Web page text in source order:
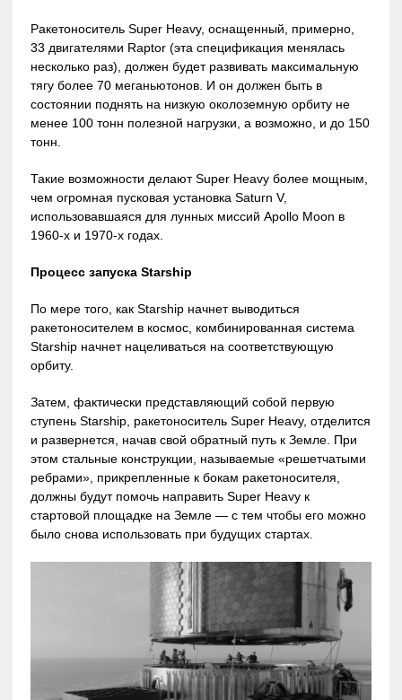
Ракетоноситель Super Heavy, оснащенный, примерно,
33 двигателями Raptor (эта спецификация менялась
несколько раз), должен будет развивать максимальную
тягу более 70 меганьютонов. И он должен быть в
состоянии поднять на низкую околоземную орбиту не
менее 100 тонн полезной нагрузки, а возможно, и до 150
тонн.
Такие возможности делают Super Heavy более мощным,
чем огромная пусковая установка Saturn V,
использовавшаяся для лунных миссий Apollo Moon в
1960-х и 1970-х годах.
Процесс запуска Starship
По мере того, как Starship начнет выводиться
ракетоносителем в космос, комбинированная система
Starship начнет нацеливаться на соответствующую
орбиту.
Затем, фактически представляющий собой первую
ступень Starship, ракетоноситель Super Heavy, отделится
и развернется, начав свой обратный путь к Земле. При
этом стальные конструкции, называемые «решетчатыми
ребрами», прикрепленные к бокам ракетоносителя,
должны будут помочь направить Super Heavy к
стартовой площадке на Земле — с тем чтобы его можно
было снова использовать при будущих стартах.